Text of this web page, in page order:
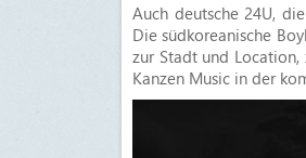
Auch deutsche 24U,
Die südkoreanische
zur Stadt und
Kanzen Music in der